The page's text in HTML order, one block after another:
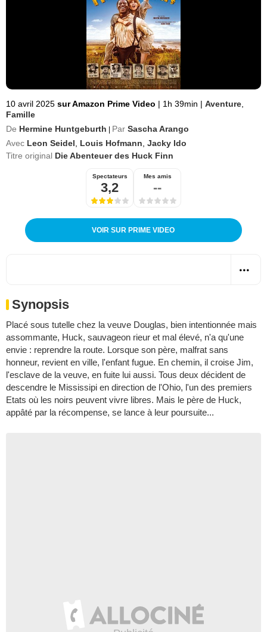
10 avril 2025 sur Amazon Prime Video | 1h 39min | Aventure
Famille
De Hermine Huntgeburth Par Sascha Arango
Avec Leon Seidel Louis Hofmann Jacky Ido
Titre original Die Abenteuer des Huck Finn
Spectateurs
3,2
Mes amis
--
VOIR SUR PRIME VIDEO
Synopsis
Placé sous tutelle chez la veuve Douglas, bien intentionnée mais
assommante, Huck, sauvageon rieur et mal élevé, n'a qu'une
envie : reprendre la route. Lorsque son père, malfrat sans
honneur, revient en ville, l'enfant fugue. En chemin, il croise Jim,
l'esclave de la veuve, en fuite lui aussi. Tous deux décident de
descendre le Mississipi en direction de l'Ohio, l'un des premiers
Etats où les noirs peuvent vivre libres. Mais le père de Huck,
appâté par la récompense, se lance à leur poursuite...